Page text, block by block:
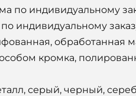
по индивидуальному
индивидуальному
обработанная
кромка,
серый, черный,